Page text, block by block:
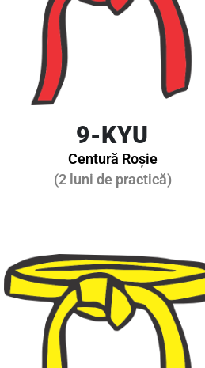
9-KYU
Centură Roșie
(2 luni de practică)